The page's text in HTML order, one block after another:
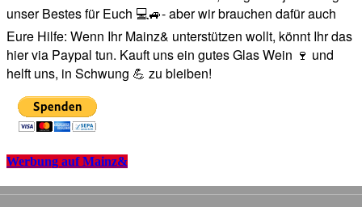
unser Bestes für Euch 💻🚙- aber wir brauchen dafür auch
Eure Hilfe: Wenn Ihr Mainz& unterstützen wollt, könnt Ihr das
hier via Paypal tun. Kauft uns ein gutes Glas Wein 🍷 und
helft uns, in Schwung 💪 zu bleiben!
Werbung auf Mainz&